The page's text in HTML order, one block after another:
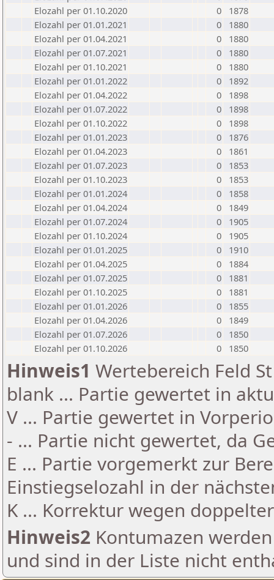
Elozahl per 01.10.2020
0
1878
Elozahl per 01.01.2021
0
1880
Elozahl per 01.04.2021
0
1880
Elozahl per 01.07.2021
0
1880
Elozahl per 01.10.2021
0
1880
Elozahl per 01.01.2022
0
1892
Elozahl per 01.04.2022
0
1898
Elozahl per 01.07.2022
0
1898
Elozahl per 01.10.2022
0
1898
Elozahl per 01.01.2023
0
1876
Elozahl per 01.04.2023
0
1861
Elozahl per 01.07.2023
0
1853
Elozahl per 01.10.2023
0
1853
Elozahl per 01.01.2024
0
1858
Elozahl per 01.04.2024
0
1849
Elozahl per 01.07.2024
0
1905
Elozahl per 01.10.2024
0
1905
Elozahl per 01.01.2025
0
1910
Elozahl per 01.04.2025
0
1884
Elozahl per 01.07.2025
0
1881
Elozahl per 01.10.2025
0
1881
Elozahl per 01.01.2026
0
1855
Elozahl per 01.04.2026
0
1849
Elozahl per 01.07.2026
0
1850
Elozahl per 01.10.2026
0 1850
Hinweis1 Wertebereich Feld
blank ... Partie gewertet in
V ... Partie gewertet in
- ... Partie nicht gewertet, da
E ... Partie vorgemerkt zur
Einstiegselozahl in der
K ... Korrektur wegen
Hinweis2 Kontumazen
und sind in der Liste nicht